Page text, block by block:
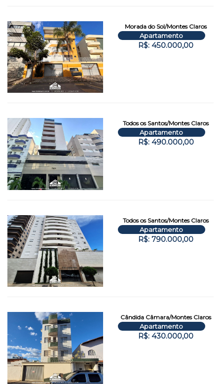
Morada do Sol/Montes Claros
Apartamento
R$: 450.000,00
Todos os Santos/Montes Claros
Apartamento
R$: 490.000,00
Todos os Santos/Montes Claros
Apartamento
R$: 790.000,00
Cândida Câmara/Montes Claros
Apartamento
R$: 430.000,00